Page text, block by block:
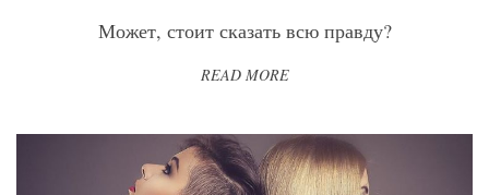
Может, стоит сказать всю правду?
READ MORE